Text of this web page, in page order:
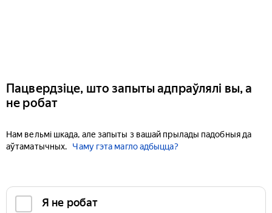
Пацвердзіце, што запыты адпраўлялі вы, а
не робат
Нам вельмі шкада, але запыты з вашай прылады падобныя да
аўтаматычных.
Чаму гэта магло адбыцца?
Я не робат